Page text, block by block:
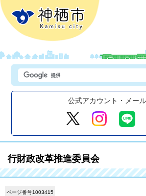
公式アカウント・メー
行財政改革推進委員会
ページ番号1003415